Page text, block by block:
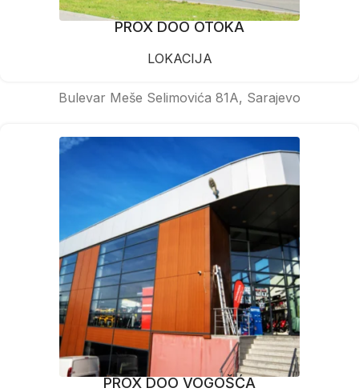
PROX DOO OTOKA
LOKACIJA
Bulevar Meše Selimovića 81A, Sarajevo
PROX DOO VOGOŠĆA